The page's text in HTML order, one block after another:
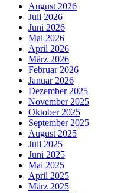
August 2026
Juli 2026
Juni 2026
Mai 2026
April 2026
März 2026
Februar 2026
Januar 2026
Dezember 2025
November 2025
Oktober 2025
September 2025
August 2025
Juli 2025
Juni 2025
Mai 2025
April 2025
März 2025